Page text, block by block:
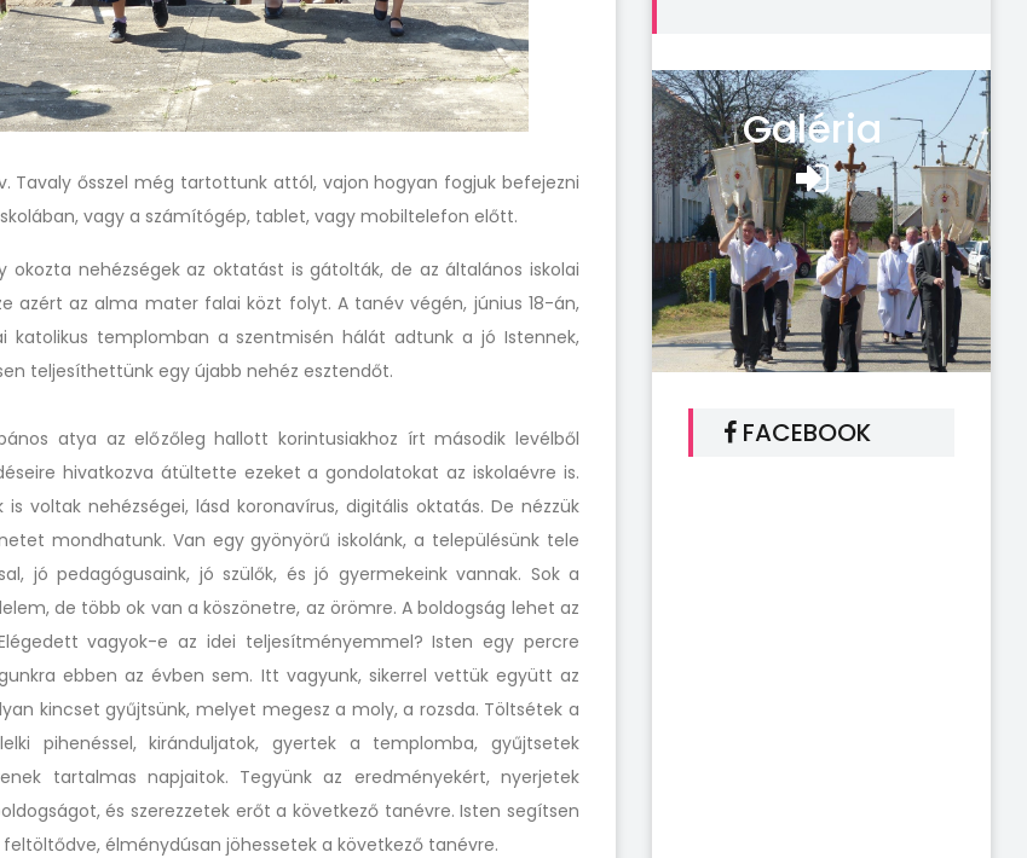
Tavaly ősszel még tartottunk attól, vajon hogyan fogjuk befejezni
vagy a számítógép, tablet, vagy mobiltelefon előtt.
okozta nehézségek az oktatást is gátolták, de az általános iskolai
azért az alma mater falai közt folyt. A tanév végén, június 18-án,
katolikus templomban a szentmisén hálát adtunk a jó Istennek,
teljesíthettünk egy újabb nehéz esztendőt.
atya az előzőleg hallott korintusiakhoz írt második levélből
hivatkozva átültette ezeket a gondolatokat az iskolaévre is.
is voltak nehézségei, lásd koronavírus, digitális oktatás. De nézzük
mondhatunk. Van egy gyönyörű iskolánk, a településünk tele
jó pedagógusaink, jó szülők, és jó gyermekeink vannak. Sok a
de több ok van a köszönetre, az örömre. A boldogság lehet az
vagyok-e az idei teljesítményemmel? Isten egy percre
ebben az évben sem. Itt vagyunk, sikerrel vettük együtt az
kincset gyűjtsünk, melyet megesz a moly, a rozsda. Töltsétek a
pihenéssel, kiránduljatok, gyertek a templomba, gyűjtsetek
tartalmas napjaitok. Tegyünk az eredményekért, nyerjetek
és szerezzetek erőt a következő tanévre. Isten segítsen
élménydúsan jöhessetek a következő tanévre.
Galéria
FACEBOOK